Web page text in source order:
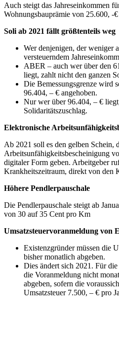
Auch steigt das Jahreseinkommen
Wohnungsbauprämie von 25.600, -
Soli ab 2021 fällt größtenteils weg
Wer denjenigen, der weniger
versteuerndem
ABER – auch wer über den
liegt, zahlt nicht den ganzen
Die Bemessungsgrenze wird
96.404, – € angehoben.
Nur wer über 96.404, – €
Solidaritätszuschlag.
Elektronische
Ab 2021 soll es den gelben Schein,
Arbeitsunfähigkeitsbescheinigung
digitaler Form geben. Arbeitgeber
Krankheitszeitraum, direkt von den
Höhere Pendlerpauschale
Die Pendlerpauschale steigt ab
von 30 auf 35 Cent pro Km
Umsatzsteuervoranmeldung von
Existenzgründer müssen die
bisher monatlich abgeben.
Dies ändert sich 2021. Für
die Voranmeldung nicht
abgeben, sofern die
Umsatzsteuer 7.500, – € pro